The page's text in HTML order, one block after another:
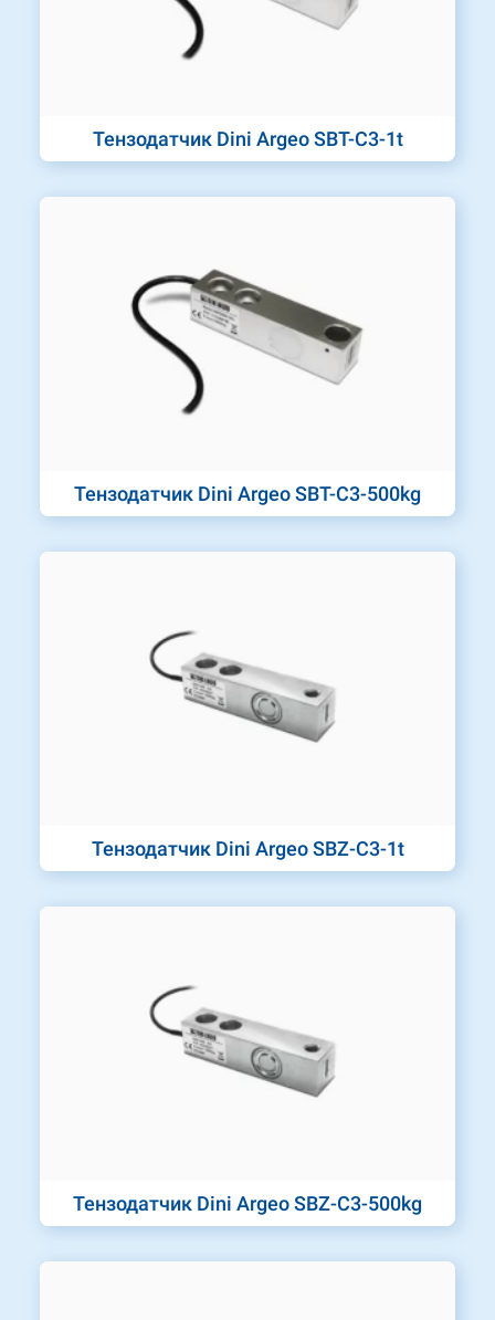
Тензодатчик Dini Argeo SBT-C3-1t
Тензодатчик Dini Argeo SBT-C3-500kg
Тензодатчик Dini Argeo SBZ-C3-1t
Тензодатчик Dini Argeo SBZ-C3-500kg